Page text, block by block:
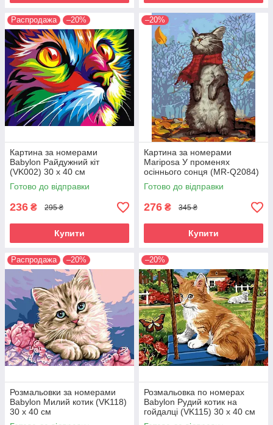
Распродажа –20%
Картина за номерами
Babylon Райдужний кіт
(VK002) 30 х 40 см
Готово до відправки
236 ₴ 295 ₴
Купити
–20%
Картина за номерами
Mariposa У променях
осіннього сонця (MR-Q2084)
40 х 50 см
Готово до відправки
276 ₴ 345 ₴
Купити
Распродажа –20%
Розмальовки за номерами
Babylon Милий котик (VK118)
30 х 40 см
–20%
Розмальовка по номерах
Babylon Рудий котик на
гойдалці (VK115) 30 х 40 см